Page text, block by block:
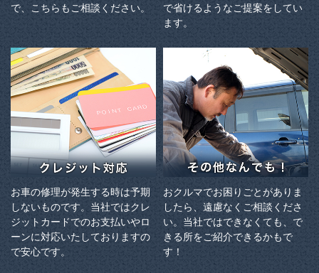
で、こちらもご相談ください。
で省けるようなご提案をしてい
ます。
お車の修理が発生する時は予期
しないものです。当社ではクレ
ジットカードでのお支払いやロ
ーンに対応いたしておりますの
で安心です。
おクルマでお困りごとがありま
したら、遠慮なくご相談くださ
い。当社ではできなくても、で
きる所をご紹介できるかもで
す！